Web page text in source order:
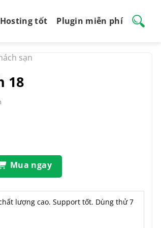
Hosting tốt Plugin miễn phí
sạn
18
₫.
Mua ngay
lượng cao. Support tốt. Dùng thử 7